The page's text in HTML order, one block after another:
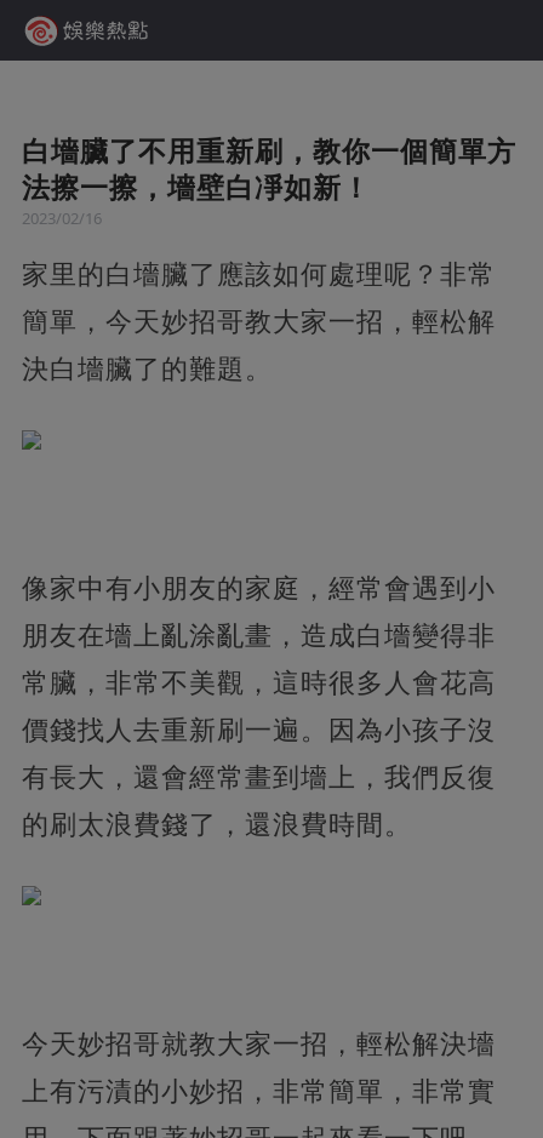
白墻臟了不用重新刷，教你一個簡單方
法擦一擦，墻壁白凈如新！
2023/02/16
家里的白墻臟了應該如何處理呢？非常
簡單，今天妙招哥教大家一招，輕松解
決白墻臟了的難題。
像家中有小朋友的家庭，經常會遇到小
朋友在墻上亂涂亂畫，造成白墻變得非
常臟，非常不美觀，這時很多人會花高
價錢找人去重新刷一遍。因為小孩子沒
有長大，還會經常畫到墻上，我們反復
的刷太浪費錢了，還浪費時間。
今天妙招哥就教大家一招，輕松解決墻
上有污漬的小妙招，非常簡單，非常實